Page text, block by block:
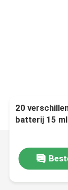
20
batterij 15